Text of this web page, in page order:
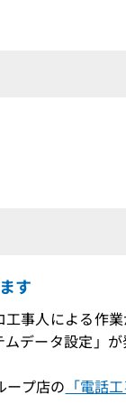
す
事人による作業
ータ設定」が
ープ店の 「電話